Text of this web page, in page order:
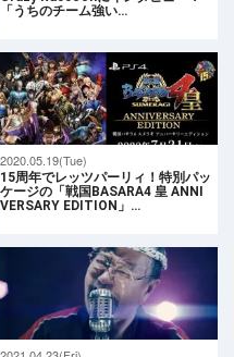
「うちのチーム強い…
2020.05.19(Tue)
15周年でレッツパーリィ！特別パッ
ケージの「戦国BASARA4 皇 ANNI
VERSARY EDITION」…